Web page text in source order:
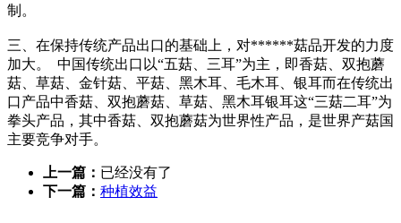
制。
三、在保持传统产品出口的基础上，对******菇品开发的力度
加大。 中国传统出口以“五菇、三耳”为主，即香菇、双抱蘑
菇、草菇、金针菇、平菇、黑木耳、毛木耳、银耳而在传统出
口产品中香菇、双抱蘑菇、草菇、黑木耳银耳这“三菇二耳”为
拳头产品，其中香菇、双抱蘑菇为世界性产品，是世界产菇国
主要竞争对手。
上一篇： 已经没有了
下一篇： 种植效益